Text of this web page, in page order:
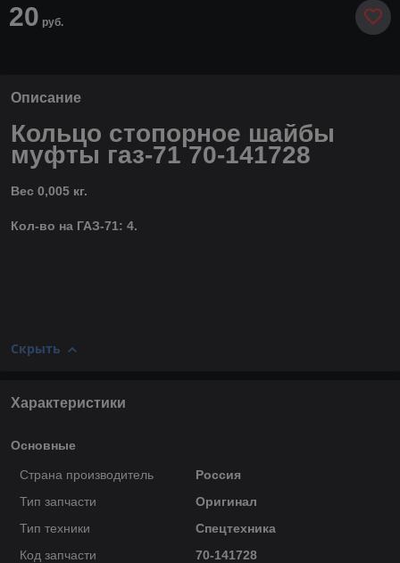
20 руб.
Описание
Кольцо стопорное шайбы
муфты газ-71 70-141728
Вес 0,005 кг.
Кол-во на ГАЗ-71: 4.
Скрыть
Характеристики
Основные
Страна производитель
Россия
Тип запчасти
Оригинал
Тип техники
Спецтехника
Код запчасти
70-141728